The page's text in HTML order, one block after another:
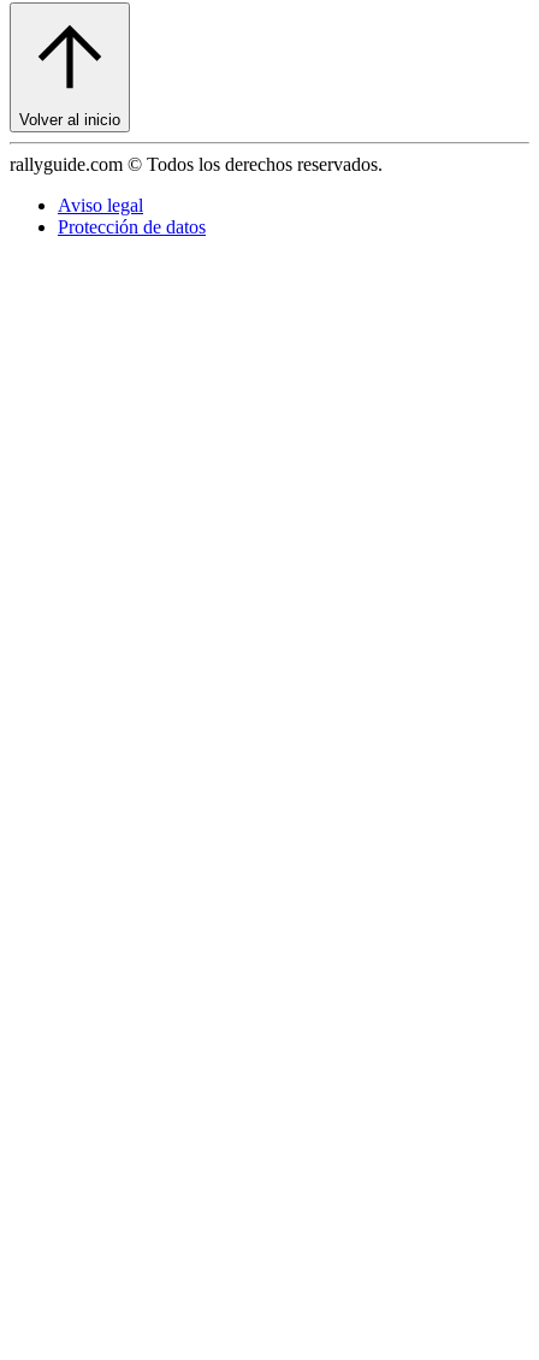
Volver al inicio
rallyguide.com © Todos los derechos reservados.
Aviso legal
Protección de datos